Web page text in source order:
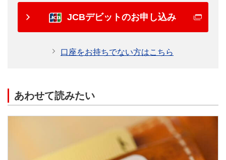
JCBデビットのお申し込み
口座をお持ちでない方はこちら
あわせて読みたい